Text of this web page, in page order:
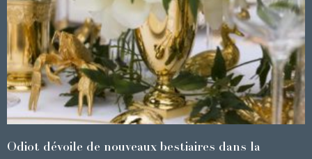
Odiot dévoile de nouveaux bestiaires dans la